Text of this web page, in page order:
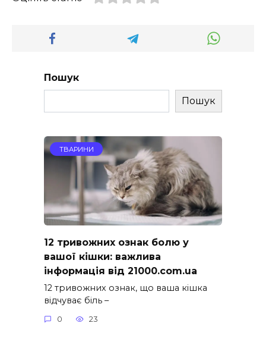
Пошук
Пошук
ТВАРИНИ
12 тривожних ознак болю у
вашої кішки: важлива
інформація від 21000.com.ua
12 тривожних ознак, що ваша кішка
відчуває біль –
0 23